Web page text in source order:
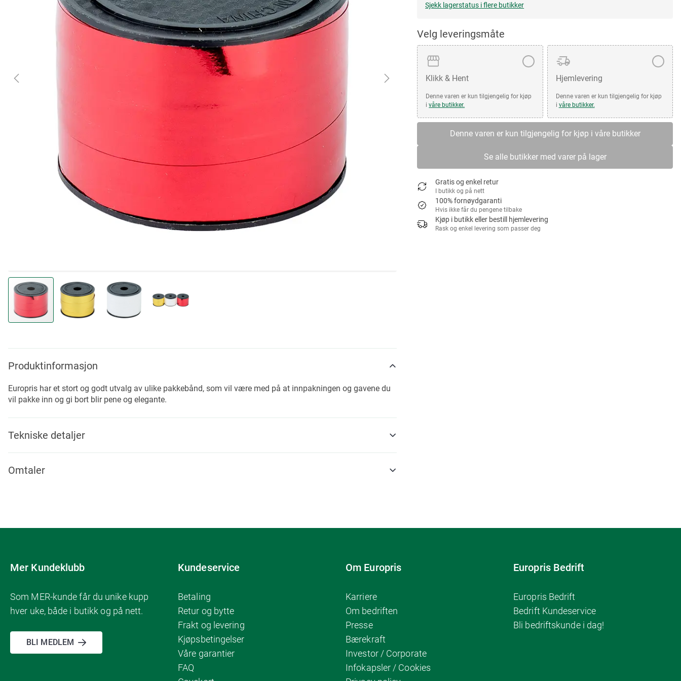
Sjekk lagerstatus i flere butikker
Velg leveringsmåte
Klikk & Hent
Denne varen er kun tilgjengelig for kjøp
ivåre butikker.
Hjemlevering
Denne varen er kun tilgjengelig for kjøp
i våre butikker.
Denne varen er kun tilgjengelig for kjøp i våre butikker
Se alle butikker med varer på lager
Gratis og enkel retur
I butikk og på nett
100% fornøydgaranti
Hvis ikke får du pengene tilbake
Kjøp i butikk eller bestill hjemlevering
Rask og enkel levering som passer deg
the
beginning
the
images
gallery
Produktinformasjon
Europris har et stort og godt utvalg av ulike pakkebånd, som vil være med på at innpakningen og gavene du
vil pakke inn og gi bort blir pene og elegante.
Tekniske detaljer
Omtaler
Mer Kundeklubb
Som MER-kunde får du unike kupp
hver uke, både i butikk og på nett.
BLI MEDLEM
Kundeservice
Betaling
Retur og bytte
Frakt og levering
Kjøpsbetingelser
Våre garantier
FAQ
Om Europris
Karriere
Om bedriften
Presse
Bærekraft
Investor / Corporate
Infokapsler / Cookies
Europris Bedrift
Europris Bedrift
Bedrift Kundeservice
Bli bedriftskunde i dag!